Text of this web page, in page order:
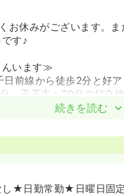
お休みがございます。
す♪
んいます≫
前線から徒歩2分と好ア
、天王寺へ20分の好立
ございます♪続きを読む
★日勤常勤★日曜日固